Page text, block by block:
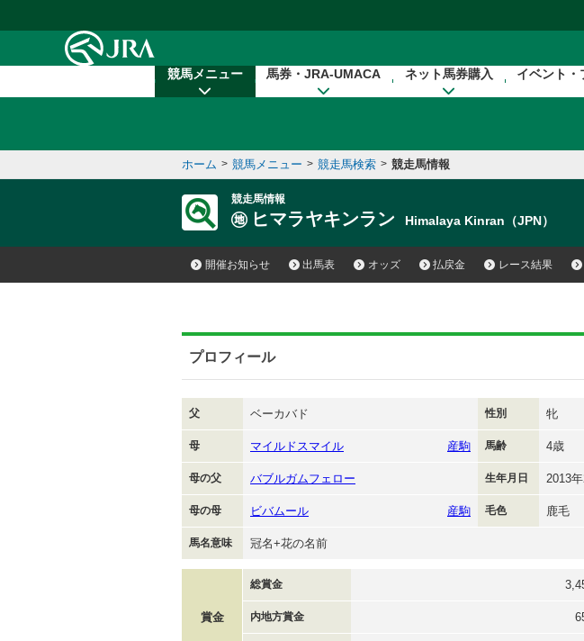
競馬メニュー 馬券・JRA-UMACA ネット馬券購入 イベント・
ホーム > 競馬メニュー > 競走馬検索 > 競走馬情報
競走馬情報
ヒマラヤキンラン Himalaya Kinran（JPN）
開催お知らせ 出馬表 オッズ 払戻金 レース結果
プロフィール
父 ベーカバド 性別 牝
母 マイルドスマイル 産駒 馬齢 4歳
母の父 バブルガムフェロー 生年月日 2013
母の母 ビバムール 産駒 毛色 鹿毛
馬名意味 冠名+花の名前
賞金
総賞金
内地方賞金